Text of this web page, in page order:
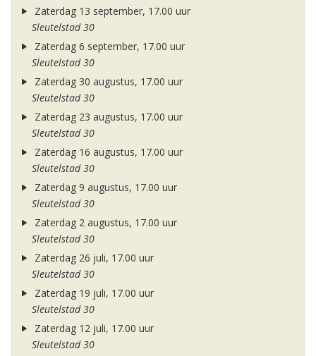
Zaterdag 13 september, 17.00 uur
Sleutelstad 30
Zaterdag 6 september, 17.00 uur
Sleutelstad 30
Zaterdag 30 augustus, 17.00 uur
Sleutelstad 30
Zaterdag 23 augustus, 17.00 uur
Sleutelstad 30
Zaterdag 16 augustus, 17.00 uur
Sleutelstad 30
Zaterdag 9 augustus, 17.00 uur
Sleutelstad 30
Zaterdag 2 augustus, 17.00 uur
Sleutelstad 30
Zaterdag 26 juli, 17.00 uur
Sleutelstad 30
Zaterdag 19 juli, 17.00 uur
Sleutelstad 30
Zaterdag 12 juli, 17.00 uur
Sleutelstad 30